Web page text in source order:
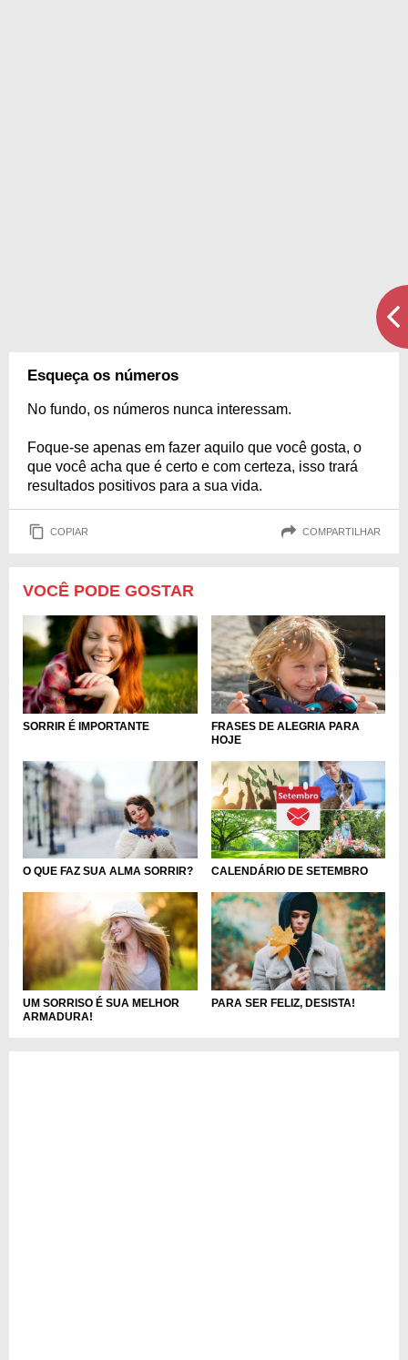
Esqueça os números
No fundo, os números nunca interessam.
Foque-se apenas em fazer aquilo que você gosta, o
que você acha que é certo e com certeza, isso trará
resultados positivos para a sua vida.
COPIAR COMPARTILHAR
VOCÊ PODE GOSTAR
SORRIR É IMPORTANTE
FRASES DE ALEGRIA PARA
HOJE
O QUE FAZ SUA ALMA SORRIR? CALENDÁRIO DE SETEMBRO
UM SORRISO É SUA MELHOR
ARMADURA!
PARA SER FELIZ, DESISTA!